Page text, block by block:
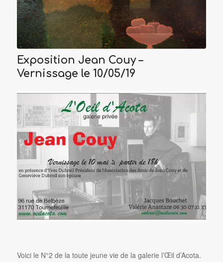
Exposition Jean Couy –
Vernissage le 10/05/19
Voici le N°2 de la toute jeune vie de la galerie l’Œil d’Acota.